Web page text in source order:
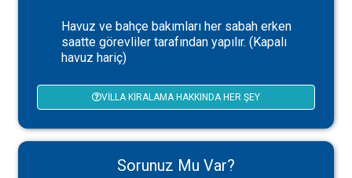
Havuz ve bahçe bakımları her sabah erken
saatte görevliler tarafından yapılır. (Kapalı
havuz hariç)
VILLA KIRALAMA HAKKINDA HER ŞEY
Sorunuz Mu Var?